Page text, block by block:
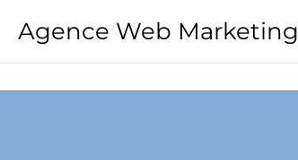
Agence Web Marketing